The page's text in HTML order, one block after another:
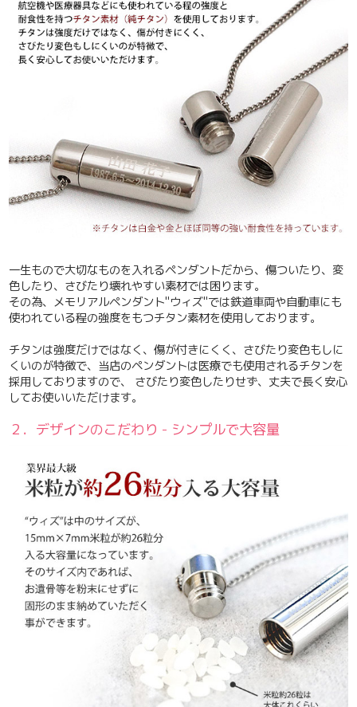
一生もので大切なものを入れるペンダントだから、傷ついたり、変
色したり、さびたり壊れやすい素材では困ります。
その為、メモリアルペンダント"ウィズ"では鉄道車両や自動車にも
使われている程の強度をもつチタン素材を使用しております。
チタンは強度だけではなく、傷が付きにくく、さびたり変色もしに
くいのが特徴で、当店のペンダントは医療でも使用されるチタンを
採用しておりますので、 さびたり変色したりせず、丈夫で長く安心
してお使いいただけます。
２．デザインのこだわり - シンプルで大容量